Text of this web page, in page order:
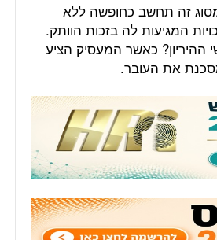
זה תחשב כחופשה ללא
המגיעות לה בזכות הוותק.
כאשר המעסיק הציע
את העובר.